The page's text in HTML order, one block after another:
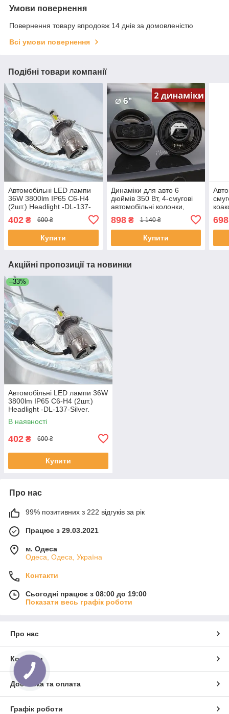
Умови повернення
Повернення товару впродовж 14 днів за домовленістю
Всі умови повернення
Подібні товари компанії
Автомобільні LED лампи
36W 3800lm IP65 C6-H4
(2шт.) Headlight -DL-137-
402 ₴ 600 ₴
Купити
Динаміки для авто 6
дюймів 350 Вт, 4-смугові
автомобільні колонки,
комплект 2 шт Чорні, TS-
A1695S
898₴ 1 140 ₴
Купити
698
Акційні пропозиції та новинки
–33%
Автомобільні LED лампи 36W
3800lm IP65 C6-H4 (2шт.)
Headlight -DL-137-Silver.
В наявності
402 ₴ 600 ₴
Купити
Про нас
99% позитивних з 222 відгуків за рік
Працює з 29.03.2021
м. Одеса
Одеса, Одеса, Україна
Контакти
Сьогодні працює з 08:00 до 19:00
Показати весь графік роботи
Про нас
Контакти
Доставка та оплата
Графік роботи